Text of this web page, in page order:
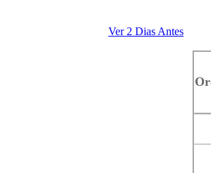
Ver 2 Dias Antes